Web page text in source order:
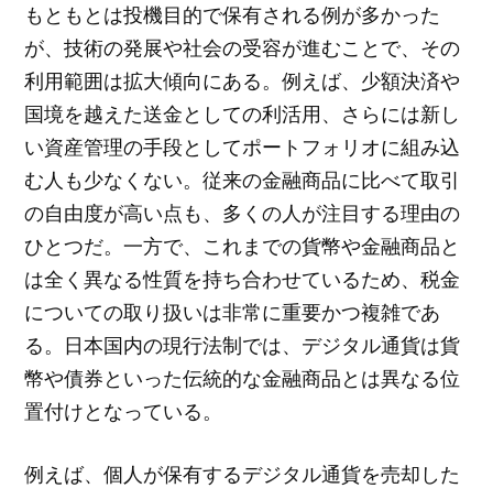
もともとは投機目的で保有される例が多かった
が、技術の発展や社会の受容が進むことで、その
利用範囲は拡大傾向にある。例えば、少額決済や
国境を越えた送金としての利活用、さらには新し
い資産管理の手段としてポートフォリオに組み込
む人も少なくない。従来の金融商品に比べて取引
の自由度が高い点も、多くの人が注目する理由の
ひとつだ。一方で、これまでの貨幣や金融商品と
は全く異なる性質を持ち合わせているため、税金
についての取り扱いは非常に重要かつ複雑であ
る。日本国内の現行法制では、デジタル通貨は貨
幣や債券といった伝統的な金融商品とは異なる位
置付けとなっている。
例えば、個人が保有するデジタル通貨を売却した